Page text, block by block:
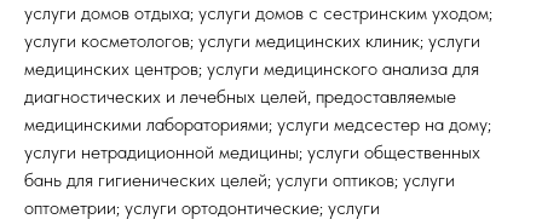
услуги домов отдыха; услуги домов с сестринским уходом;
услуги косметологов; услуги медицинских клиник; услуги
медицинских центров; услуги медицинского анализа для
диагностических и лечебных целей, предоставляемые
медицинскими лабораториями; услуги медсестер на дому;
услуги нетрадиционной медицины; услуги общественных
бань для гигиенических целей; услуги оптиков; услуги
оптометрии; услуги ортодонтические; услуги